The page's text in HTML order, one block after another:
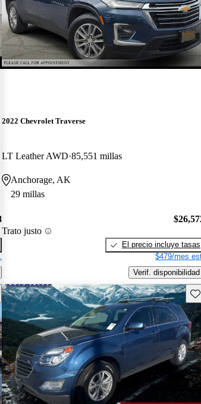
2022 Chevrolet Traverse
LT Leather AWD 85,551 millas
Anchorage, AK
29 millas
Trato justo
El precio incluye tasas
$479/mes
Verif. disponibilidad
este Aviso